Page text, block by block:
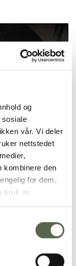
og
sosiale
vår. Vi deler
nettstedet
kombinere den
for dem,
bruk av